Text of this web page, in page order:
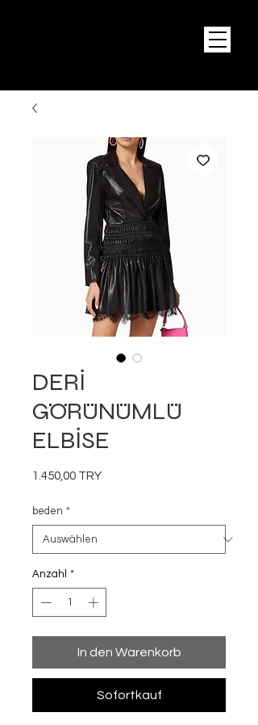
DERİ
GÖRÜNÜMLÜ
ELBİSE
1.450,00 TRYPreis
beden *
Anzahl *
In den Warenkorb
Sofortkauf